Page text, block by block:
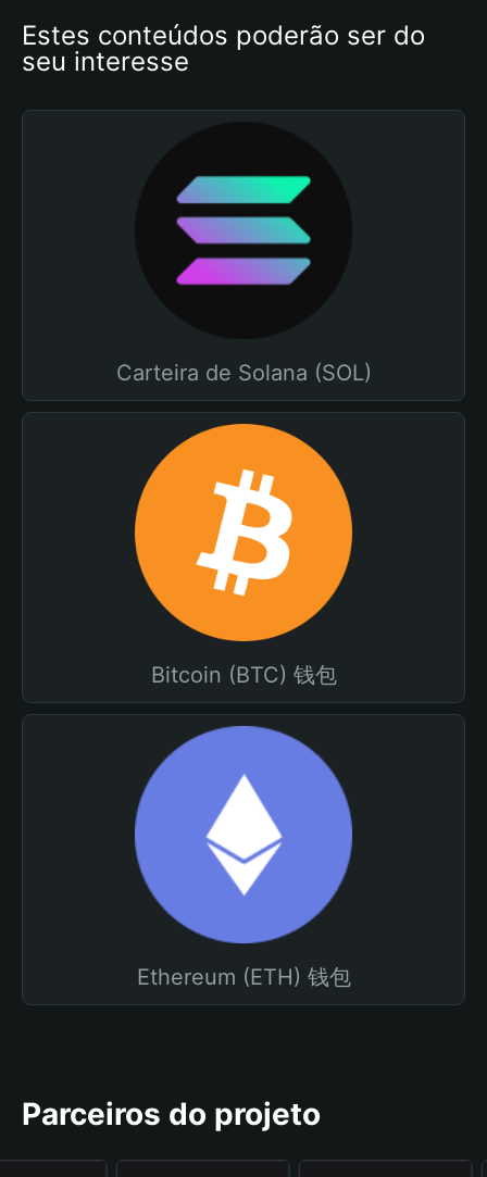
Estes conteúdos poderão ser do
seu interesse
Carteira de Solana (SOL)
Bitcoin (BTC) 钱包
Ethereum (ETH) 钱包
Parceiros do projeto